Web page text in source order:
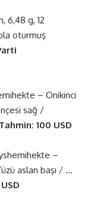
6,48 g, 12
oturmuş
– Onikinci
sağ /
Tahmin: 100 USD
–
aslan başı / …